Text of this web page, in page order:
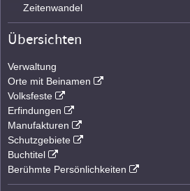
Zeitenwandel
Übersichten
Verwaltung
Orte mit Beinamen
Volksfeste
Erfindungen
Manufakturen
Schutzgebiete
Buchtitel
Berühmte Persönlichkeiten